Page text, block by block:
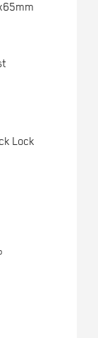
Lock